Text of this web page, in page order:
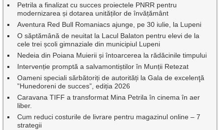
Petrila a finalizat cu succes proiectele PNRR pentru
modernizarea și dotarea unităților de învățământ
Aventura Red Bull Romaniacs ajunge, pe 30 iulie, la Lupeni
O săptămână de neuitat la Lacul Balaton pentru elevi de la
cele trei școli gimnaziale din municipiul Lupeni
Nedeia din Poiana Muierii și întoarcerea la rădăcinile timpului
Intervenție promptă a salvamontiștilor în Munții Retezat
Oameni speciali sărbătoriți de autorități la Gala de excelenţă
”Hunedoreni de succes”, ediția 2026
Caravana TIFF a transformat Mina Petrila în cinema în aer
liber.
Cum reduci costurile de livrare pentru magazinul online – 7
strategii